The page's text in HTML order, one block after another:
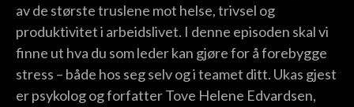
av de største truslene mot helse, trivsel og
produktivitet i arbeidslivet. I denne episoden skal vi
finne ut hva du som leder kan gjøre for å forebygge
stress – både hos seg selv og i teamet ditt. Ukas gjest
er psykolog og forfatter Tove Helene Edvardsen,